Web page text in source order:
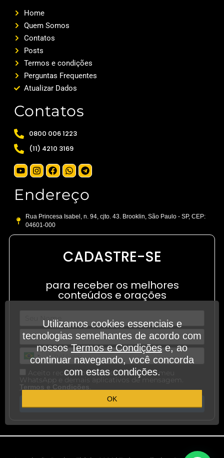
Home
Quem Somos
Contatos
Posts
Termos e condições
Perguntas Frequentes
Atualizar Dados
Contatos
0800 006 1223
(11) 4210 3169
Endereço
Rua Princesa Isabel, n. 94, cjto. 43. Brooklin, São Paulo - SP, CEP:
04601-000
CADASTRE-SE
para receber os melhores
conteúdos e orações
Aceito receber outros conteúdos em meu
WhatsApp e demais aplicativos de mensagem.
Termos e Condições.
Cadastre-se
Utilizamos cookies essenciais e
tecnologias semelhantes de acordo com
nossosTermos e Condiçõese, ao
continuar navegando, você concorda
com estas condições.
OK